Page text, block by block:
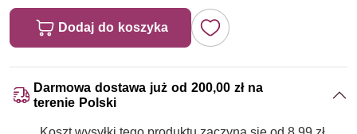
Dodaj do koszyka
Darmowa dostawa już od 200,00 zł na
terenie Polski